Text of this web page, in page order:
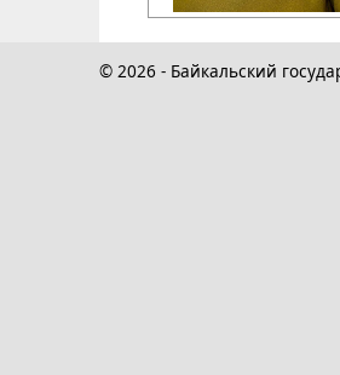
© 2026 - Байкальский